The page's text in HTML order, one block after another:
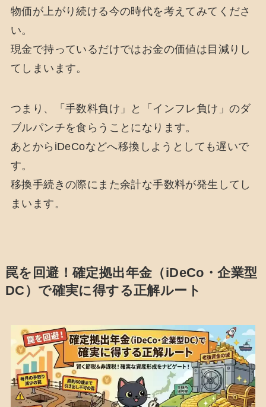
物価が上がり続ける今の時代を考えてみてくださ
い。
現金で持っているだけではお金の価値は目減りし
てしまいます。
つまり、「手数料負け」と「インフレ負け」のダ
ブルパンチを食らうことになります。
あとからiDeCoなどへ移換しようとしても遅いで
す。
移換手続きの際にまた余計な手数料が発生してし
まいます。
罠を回避！確定拠出年金（iDeCo・企業型
DC）で確実に得する正解ルート